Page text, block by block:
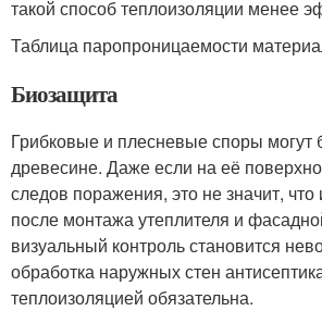
такой способ теплоизоляции менее
Таблица паропроницаемости
Биозащита
Грибковые и плесневые споры могут
древесине. Даже если на её
следов поражения, это не значит, что
после монтажа утеплителя и
визуальный контроль становится
обработка наружных стен
теплоизоляцией обязательна.